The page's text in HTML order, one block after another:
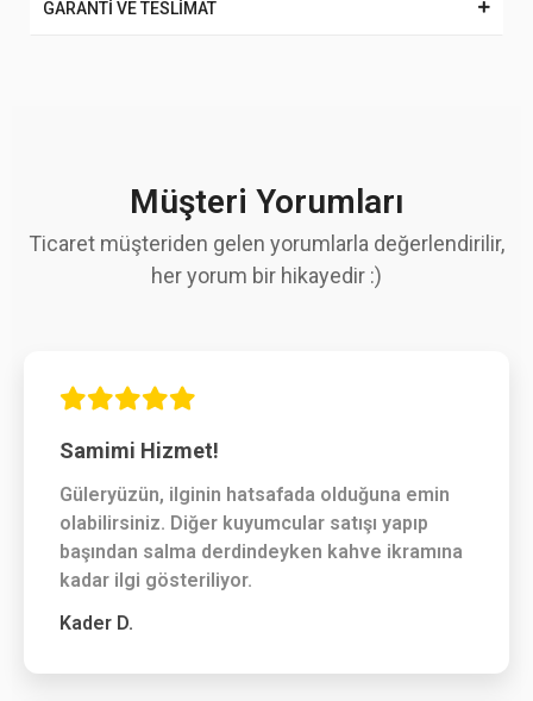
GARANTİ VE TESLİMAT
Müşteri Yorumları
Ticaret müşteriden gelen yorumlarla değerlendirilir,
her yorum bir hikayedir :)
Samimi Hizmet!
Güleryüzün, ilginin hatsafada olduğuna emin
olabilirsiniz. Diğer kuyumcular satışı yapıp
başından salma derdindeyken kahve ikramına
kadar ilgi gösteriliyor.
Kader D.